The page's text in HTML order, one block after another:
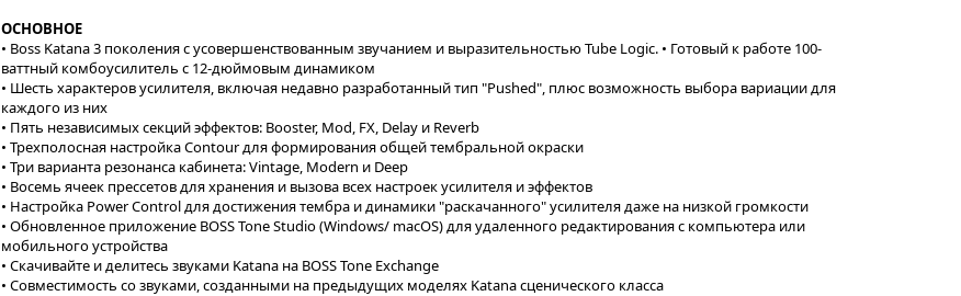
ОСНОВНОЕ
• Boss Katana 3 поколения с усовершенствованным звучанием и выразительностью Tube Logic. • Готовый к работе 100-
ваттный комбоусилитель с 12-дюймовым динамиком
• Шесть характеров усилителя, включая недавно разработанный тип "Pushed", плюс возможность выбора вариации для
каждого из них
• Пять независимых секций эффектов: Booster, Mod, FX, Delay и Reverb
• Трехполосная настройка Contour для формирования общей тембральной окраски
• Три варианта резонанса кабинета: Vintage, Modern и Deep
• Восемь ячеек преcсетов для хранения и вызова всех настроек усилителя и эффектов
• Настройка Power Control для достижения тембра и динамики "раскачанного" усилителя даже на низкой громкости
• Обновленное приложение BOSS Tone Studio (Windows/ macOS) для удаленного редактирования с компьютера или
мобильного устройства
• Скачивайте и делитесь звуками Katana на BOSS Tone Exchange
• Совместимость со звуками, созданными на предыдущих моделях Katana сценического класса